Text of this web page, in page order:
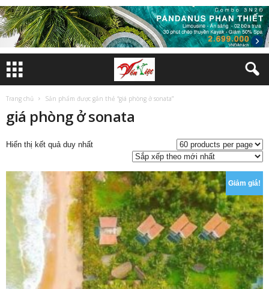
Trang chủ Sản phẩm được gắn thẻ “giá phòng ở sonata”
giá phòng ở sonata
Hiển thị kết quả duy nhất
Giảm giá!